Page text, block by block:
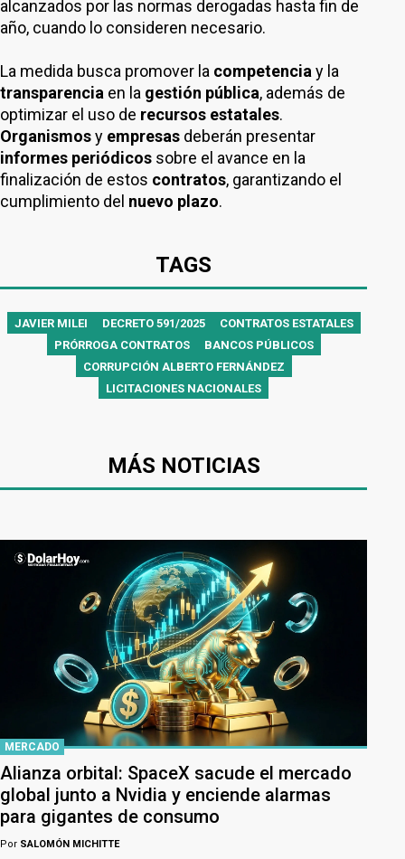
alcanzados por las normas derogadas hasta fin de
año, cuando lo consideren necesario.
La medida busca promover la competencia y la
transparencia en la gestión pública, además de
optimizar el uso de recursos estatales.
Organismosy empresas deberán presentar
informes periódicos sobre el avance en la
finalización de estos contratos, garantizando el
cumplimiento del nuevo plazo.
TAGS
JAVIER MILEI DECRETO 591/2025
CONTRATOS ESTATALES
PRÓRROGA CONTRATOS
BANCOS PÚBLICOS
CORRUPCIÓN ALBERTO FERNÁNDEZ
LICITACIONES NACIONALES
MÁS NOTICIAS
MERCADO
Alianza orbital: SpaceX sacude el mercado
global junto a Nvidia y enciende alarmas
para gigantes de consumo
Por SALOMÓN MICHITTE